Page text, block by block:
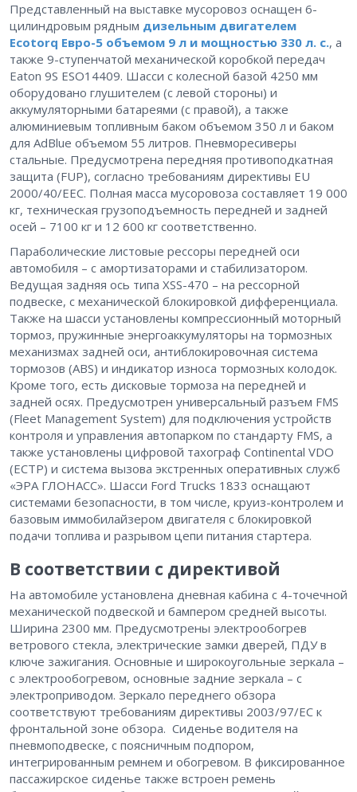
Представленный на выставке мусоровоз оснащен 6-
цилиндровым рядным дизельным двигателем
Ecotorq Евро-5 объемом 9 л и мощностью 330 л. с., а
также 9-ступенчатой механической коробкой передач
Eaton 9S ESO14409. Шасси с колесной базой 4250 мм
оборудовано глушителем (с левой стороны) и
аккумуляторными батареями (с правой), а также
алюминиевым топливным баком объемом 350 л и баком
для AdBlue объемом 55 литров. Пневморесиверы
стальные. Предусмотрена передняя противоподкатная
защита (FUP), согласно требованиям директивы EU
2000/40/EEC. Полная масса мусоровоза составляет 19 000
кг, техническая грузоподъемность передней и задней
осей – 7100 кг и 12 600 кг соответственно.
Параболические листовые рессоры передней оси
автомобиля – с амортизаторами и стабилизатором.
Ведущая задняя ось типа XSS-470 – на рессорной
подвеске, с механической блокировкой дифференциала.
Также на шасси установлены компрессионный моторный
тормоз, пружинные энергоаккумуляторы на тормозных
механизмах задней оси, антиблокировочная система
тормозов (ABS) и индикатор износа тормозных колодок.
Кроме того, есть дисковые тормоза на передней и
задней осях. Предусмотрен универсальный разъем FMS
(Fleet Management System) для подключения устройств
контроля и управления автопарком по стандарту FMS, а
также установлены цифровой тахограф Continental VDO
(ЕСТР) и система вызова экстренных оперативных служб
«ЭРА ГЛОНАСС». Шасси Ford Trucks 1833 оснащают
системами безопасности, в том числе, круиз-контролем и
базовым иммобилайзером двигателя с блокировкой
подачи топлива и разрывом цепи питания стартера.
В соответствии с директивой
На автомобиле установлена дневная кабина с 4-точечной
механической подвеской и бампером средней высоты.
Ширина 2300 мм. Предусмотрены электрообогрев
ветрового стекла, электрические замки дверей, ПДУ в
ключе зажигания. Основные и широкоугольные зеркала –
с электрообогревом, основные задние зеркала – с
электроприводом. Зеркало переднего обзора
соответствуют требованиям директивы 2003/97/EC к
фронтальной зоне обзора. Сиденье водителя на
пневмоподвеске, с поясничным подпором,
интегрированным ремнем и обогревом. В фиксированное
пассажирское сиденье также встроен ремень